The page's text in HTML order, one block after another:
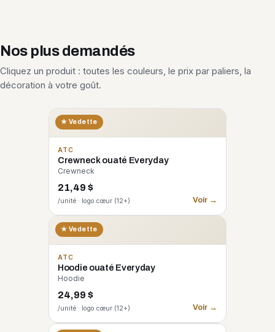
Nos plus demandés
Cliquez un produit : toutes les couleurs, le prix par paliers, la
décoration à votre goût.
★ Vedette
ATC
Crewneck ouaté Everyday
Crewneck
21,49 $
/unité · logo cœur (12+) Voir →
★ Vedette
ATC
Hoodie ouaté Everyday
Hoodie
24,99 $
/unité · logo cœur (12+) Voir →